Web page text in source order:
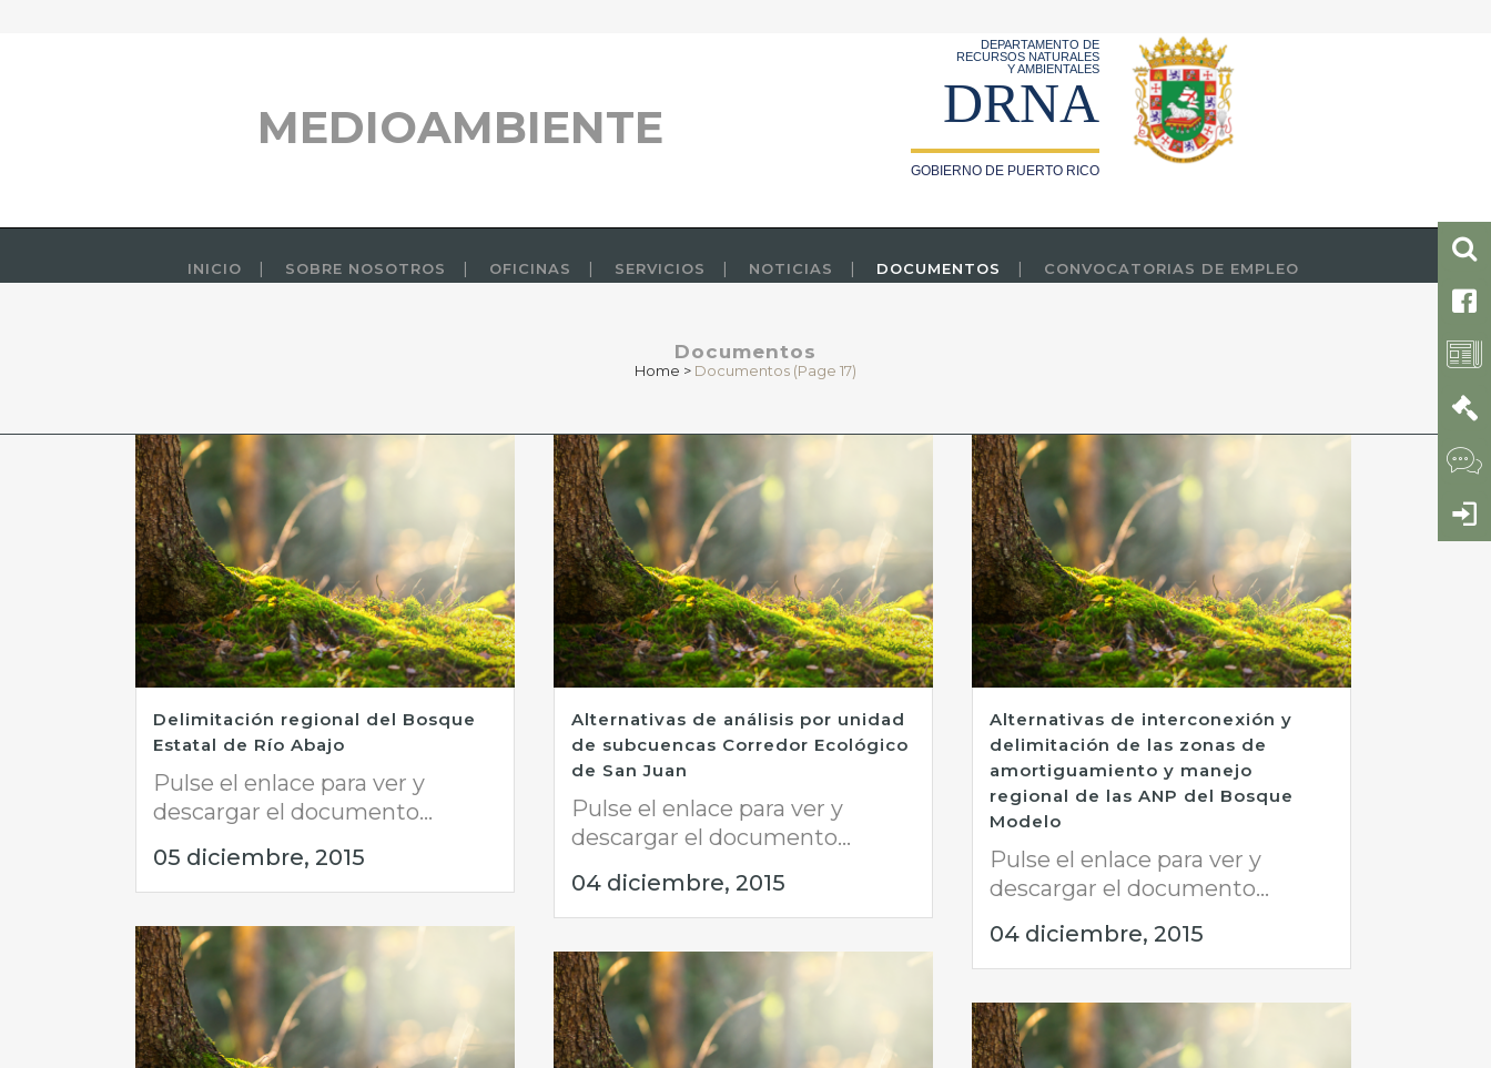
MEDIOAMBIENTE
DEPARTAMENTO DE
RECURSOS NATURALES
Y AMBIENTALES
DRNA
GOBIERNO DE PUERTO RICO
INICIO SOBRE NOSOTROS OFICINAS SERVICIOS NOTICIAS DOCUMENTOS CONVOCATORIAS DE EMPLEO
Documentos
Home > Documentos (Page 17)
Delimitación regional del Bosque
Estatal de Río Abajo
Pulse el enlace para ver y
descargar el documento...
05 diciembre, 2015
Alternativas de análisis por unidad
de subcuencas Corredor Ecológico
de San Juan
Pulse el enlace para ver y
descargar el documento...
04 diciembre, 2015
Alternativas de interconexión y
delimitación de las zonas de
amortiguamiento y manejo
regional de las ANP del Bosque
Modelo
Pulse el enlace para ver y
descargar el documento...
04 diciembre, 2015